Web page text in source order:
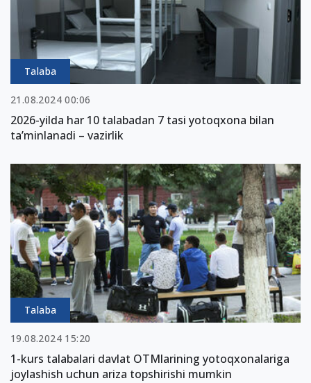
Talaba
21.08.2024 00:06
2026-yilda har 10 talabadan 7 tasi yotoqxona bilan
ta’minlanadi – vazirlik
Talaba
19.08.2024 15:20
1-kurs talabalari davlat OTMlarining yotoqxonalariga
joylashish uchun ariza topshirishi mumkin